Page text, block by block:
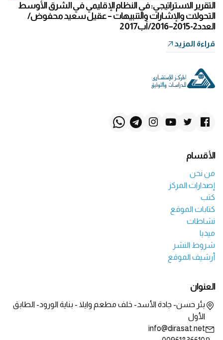
التقرير الاستراتيجي: في النظام الإقليمي في الشرق الأوسط
التحولات والإشارات والتنبيهات – عقيل سعيد محفوض/
العدد2-2015–2016/آب2017
قراءة المزيد
الأقسام
من نحن
إصدارات المركز
كتب
كتابات الموقع
نشاطات
ميديا
شروط النشر
أرشيف الموقع
العنوان
بئر حسن- جادة الأسد- خلف مطعم وايلا - بناية الورود- الطابق
الأول
info@dirasat.net